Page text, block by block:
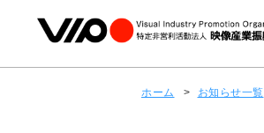
ホーム > お知らせ一覧